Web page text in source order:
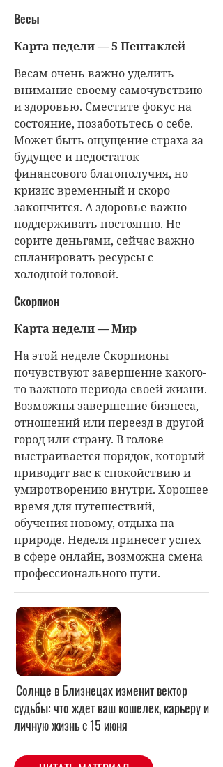
Весы
Карта недели — 5 Пентаклей
Весам очень важно уделить
внимание своему самочувствию
и здоровью. Сместите фокус на
состояние, позаботьтесь о себе.
Может быть ощущение страха за
будущее и недостаток
финансового благополучия, но
кризис временный и скоро
закончится. А здоровье важно
поддерживать постоянно. Не
сорите деньгами, сейчас важно
спланировать ресурсы с
холодной головой.
Скорпион
Карта недели — Мир
На этой неделе Скорпионы
почувствуют завершение какого-
то важного периода своей жизни.
Возможны завершение бизнеса,
отношений или переезд в другой
город или страну. В голове
выстраивается порядок, который
приводит вас к спокойствию и
умиротворению внутри. Хорошее
время для путешествий,
обучения новому, отдыха на
природе. Неделя принесет успех
в сфере онлайн, возможна смена
профессионального пути.
Солнце в Близнецах изменит вектор
судьбы: что ждет ваш кошелек, карьеру и
личную жизнь с 15 июня